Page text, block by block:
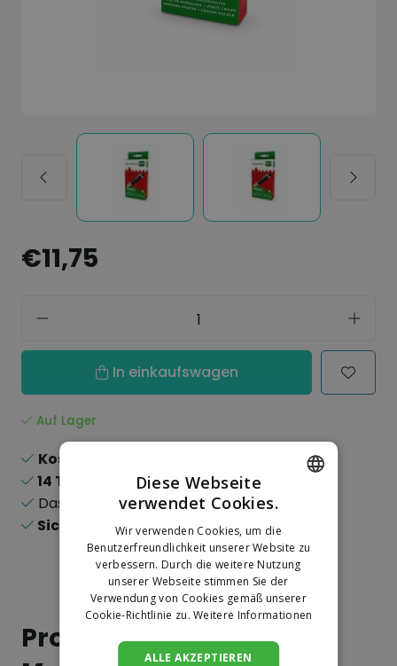
€11,75
In einkaufswagen
Auf Lager
Kostenloser Versand
14 Tage
Rückgaberecht
Das
größteSortiment
Sichere
Online-Zahlungen
Produktinformation
DUTCH
GERMAN
Diese Webseite
verwendet Cookies.
Wir verwenden Cookies, um die
Benutzerfreundlichkeit unserer Website zu
verbessern. Durch die weitere Nutzung
unserer Webseite stimmen Sie der
Verwendung von Cookies gemäß unserer
Cookie-Richtlinie zu. Weitere Informationen
ALLE AKZEPTIEREN